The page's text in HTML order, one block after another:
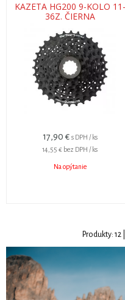
KAZETA HG200 9-KOLO 11-
36Z. ČIERNA
17,90 € s DPH / ks
14,55 € bez DPH / ks
Na opýtanie
Produkty: 12